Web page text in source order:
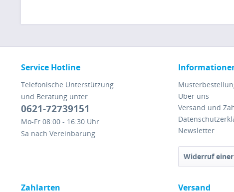
Service Hotline
Telefonische Unterstützung
und Beratung unter:
0621-72739151
Mo-Fr 08:00 - 16:30 Uhr
Sa nach Vereinbarung
Über uns
Versand und
Newsletter
Widerruf
Zahlarten Versand